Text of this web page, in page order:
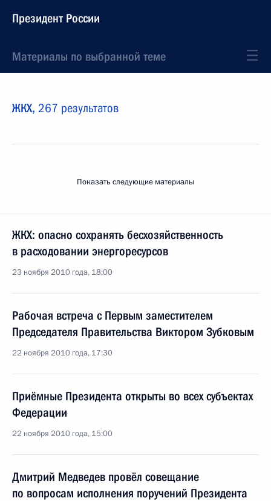
Президент России
Материалы по выбранной теме
ЖКХ, 267 результатов
Показать следующие материалы
ЖКХ: опасно сохранять бесхозяйственность
в расходовании энергоресурсов
23 ноября 2010 года, 18:00
Рабочая встреча с Первым заместителем
Председателя Правительства Виктором Зубковым
22 ноября 2010 года, 17:30
Приёмные Президента открыты во всех субъектах
Федерации
22 ноября 2010 года, 15:00
Дмитрий Медведев провёл совещание
по вопросам исполнения поручений Президента